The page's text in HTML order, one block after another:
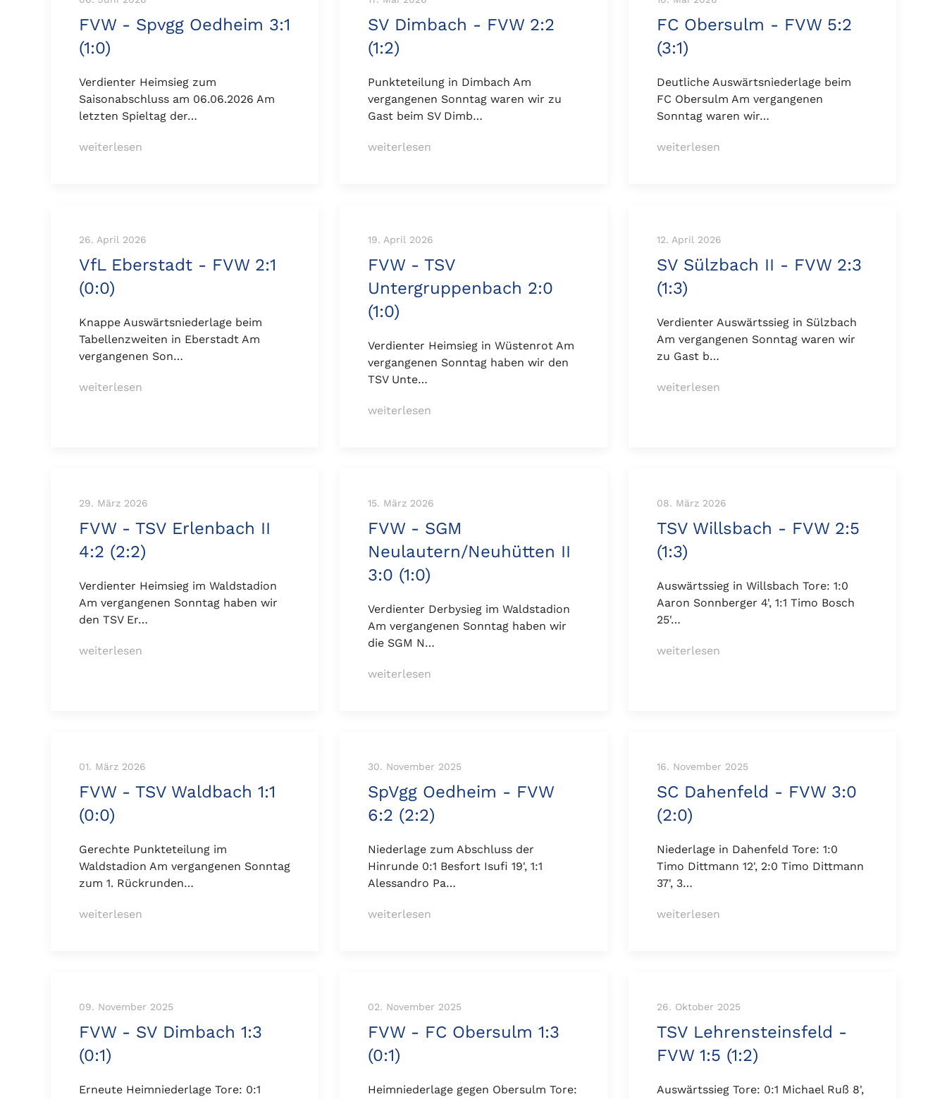
FVW - Spvgg Oedheim 3:1
(1:0)
Verdienter Heimsieg zum
Saisonabschluss am 06.06.2026 Am
letzten Spieltag der…
weiterlesen
SV Dimbach - FVW 2:2
(1:2)
Punkteteilung in Dimbach Am
vergangenen Sonntag waren wir zu
Gast beim SV Dimb…
weiterlesen
FC Obersulm - FVW 5:2
(3:1)
Deutliche Auswärtsniederlage beim
FC Obersulm Am vergangenen
Sonntag waren wir…
weiterlesen
26. April 2026
VfL Eberstadt - FVW 2:1
(0:0)
Knappe Auswärtsniederlage beim
Tabellenzweiten in Eberstadt Am
vergangenen Son…
weiterlesen
19. April 2026
FVW - TSV
Untergruppenbach 2:0
(1:0)
Verdienter Heimsieg in Wüstenrot Am
vergangenen Sonntag haben wir den
TSV Unte…
weiterlesen
12. April 2026
SV Sülzbach II - FVW 2:3
(1:3)
Verdienter Auswärtssieg in Sülzbach
Am vergangenen Sonntag waren wir
zu Gast b…
weiterlesen
29. März 2026
FVW - TSV Erlenbach II
4:2 (2:2)
Verdienter Heimsieg im Waldstadion
Am vergangenen Sonntag haben wir
den TSV Er…
weiterlesen
15. März 2026
FVW - SGM
Neulautern/Neuhütten II
3:0 (1:0)
Verdienter Derbysieg im Waldstadion
Am vergangenen Sonntag haben wir
die SGM N…
weiterlesen
08. März 2026
TSV Willsbach - FVW 2:5
(1:3)
Auswärtssieg in Willsbach Tore: 1:0
Aaron Sonnberger 4', 1:1 Timo Bosch
25'…
weiterlesen
01. März 2026
FVW - TSV Waldbach 1:1
(0:0)
Gerechte Punkteteilung im
Waldstadion Am vergangenen Sonntag
zum 1. Rückrunden…
weiterlesen
30. November 2025
SpVgg Oedheim - FVW
6:2 (2:2)
Niederlage zum Abschluss der
Hinrunde 0:1 Besfort Isufi 19', 1:1
Alessandro Pa…
weiterlesen
16. November 2025
SC Dahenfeld - FVW 3:0
(2:0)
Niederlage in Dahenfeld Tore: 1:0
Timo Dittmann 12', 2:0 Timo Dittmann
37', 3…
weiterlesen
09. November 2025
FVW - SV Dimbach 1:3
(0:1)
Erneute Heimniederlage Tore: 0:1
02. November 2025
FVW - FC Obersulm 1:3
(0:1)
Heimniederlage gegen Obersulm Tore:
26. Oktober 2025
TSV Lehrensteinsfeld -
FVW 1:5 (1:2)
Auswärtssieg Tore: 0:1 Michael Ruß 8',